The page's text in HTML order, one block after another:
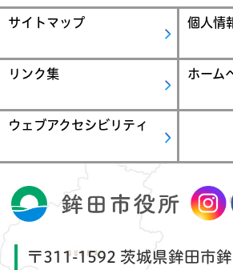
サイトマップ 個人情
リンク集 ホーム
ウェブアクセシビリティ
〒311-1592 茨城県鉾田市